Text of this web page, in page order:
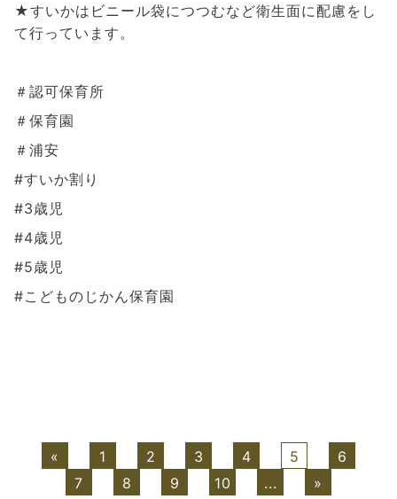
★すいかはビニール袋につつむなど衛生面に配慮をし
て行っています。
＃認可保育所
＃保育園
＃浦安
#すいか割り
#3歳児
#4歳児
#5歳児
#こどものじかん保育園
« 1 2 3 4 5
6
7
8 9 10 ... »